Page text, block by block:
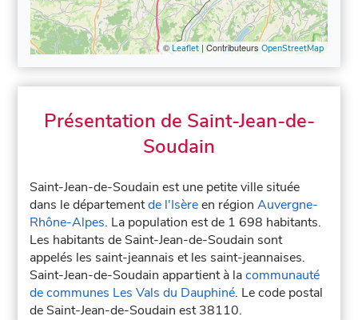
© Leaflet| Contributeurs OpenStreetMap
Présentation de Saint-Jean-de-
Soudain
Saint-Jean-de-Soudain est une petite ville située
dans le départementde l'Isèreen régionAuvergne-
Rhône-Alpes. La population est de 1 698 habitants.
Les habitants de Saint-Jean-de-Soudain sont
appelés les saint-jeannais et les saint-jeannaises.
Saint-Jean-de-Soudain appartient à lacommunauté
de communes Les Vals du Dauphiné. Le code postal
de Saint-Jean-de-Soudain est 38110.